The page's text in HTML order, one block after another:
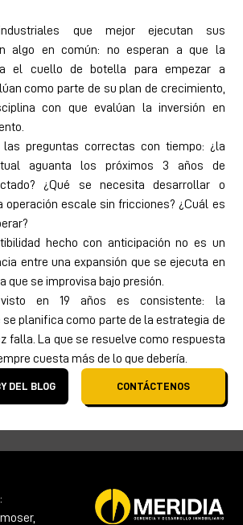
que mejor ejecutan sus
algo en común: no esperan a que la
el cuello de botella para empezar a
como parte de su plan de crecimiento,
con que evalúan la inversión en
las preguntas correctas con tiempo: ¿la
aguanta los próximos 3 años de
¿Qué se necesita desarrollar o
operación escale sin fricciones? ¿Cuál es
hecho con anticipación no es un
entre una expansión que se ejecuta en
que se improvisa bajo presión.
en 19 años es consistente: la
planifica como parte de la estrategia de
falla. La que se resuelve como respuesta
cuesta más de lo que debería.
DEL BLOG CONTÁCTENOS